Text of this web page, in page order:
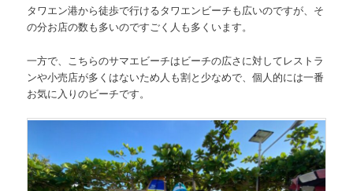
タワエン港から徒歩で行けるタワエンビーチも広いのですが、そ
の分お店の数も多いのですごく人も多くいます。
一方で、こちらのサマエビーチはビーチの広さに対してレストラ
ンや小売店が多くはないため人も割と少なめで、個人的には一番
お気に入りのビーチです。